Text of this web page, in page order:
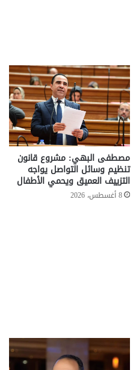
مصطفى البهي: مشروع قانون
تنظيم وسائل التواصل يواجه
التزييف العميق ويحمي الأطفال
8 أغسطس، 2026